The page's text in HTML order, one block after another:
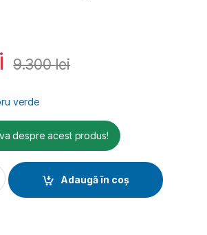
9.300lei
verde
despre acest produs!
cu acumulator VX-47 cu sarma
Adaugă în coș